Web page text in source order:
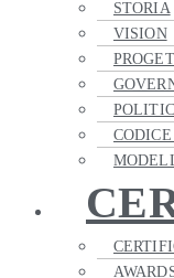
STORIA
VISION